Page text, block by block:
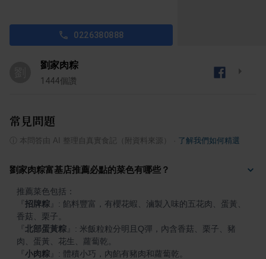
0226380888
劉家肉粽
1444個讚
常見問題
本問答由 AI 整理自真實食記（附資料來源） 了解我們如何精選
劉家肉粽富基店推薦必點的菜色有哪些？
招牌粽
: 餡料豐富，有櫻花蝦、滷製入味的五花肉、蛋黃、
北部蛋黃粽
: 米飯粒粒分明且Q彈，內含香菇、栗子、豬
小肉粽